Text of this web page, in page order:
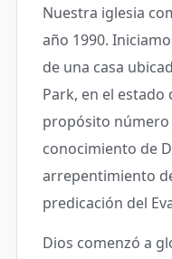
Nuestra iglesia
año 1990.
de una casa
Park, en el
propósito
conocimiento de
arrepentimiento
predicación del
Dios comenzó a